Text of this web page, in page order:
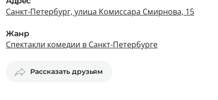
Санкт-Петербург, улица Комиссара Смирнова, 15
Жанр
Спектакли комедии в Санкт-Петербурге
Рассказать друзьям